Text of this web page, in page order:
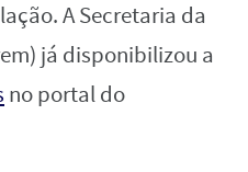
A Secretaria da
já disponibilizou a
no portal do